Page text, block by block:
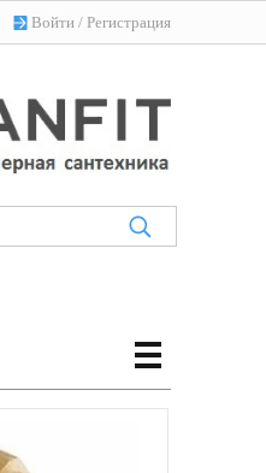
Войти / Регистрация